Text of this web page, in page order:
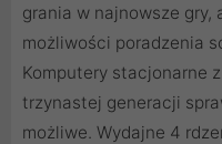
grania w najnowsze
możliwości poradzenia
Komputery stacjonarne
trzynastej generacji
możliwe. Wydajne 4